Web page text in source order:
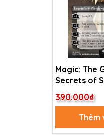
Magic: The
Secrets of
Ral Zarek,
Lecturer
390.000₫
Thêm